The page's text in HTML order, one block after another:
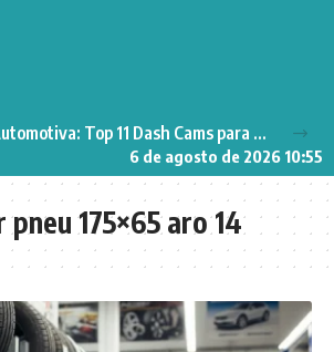
6 de agosto de 2026 10:55
Melhor Câmera Automotiva: Top 11 Dash Cams para Segurança no Carro
pneu 175×65 aro 14